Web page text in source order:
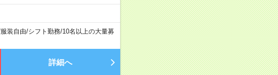
服装自由/シフト勤務/10名以上の大量募
詳細へ